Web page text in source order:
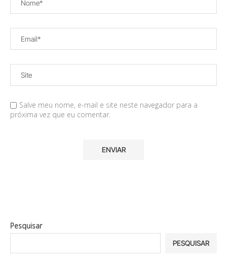
Salve meu nome, e-mail e site neste navegador para a
próxima vez que eu comentar.
Pesquisar
PESQUISAR